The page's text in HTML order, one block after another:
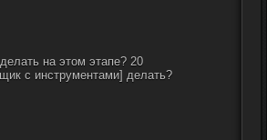
с инструментами] делать?